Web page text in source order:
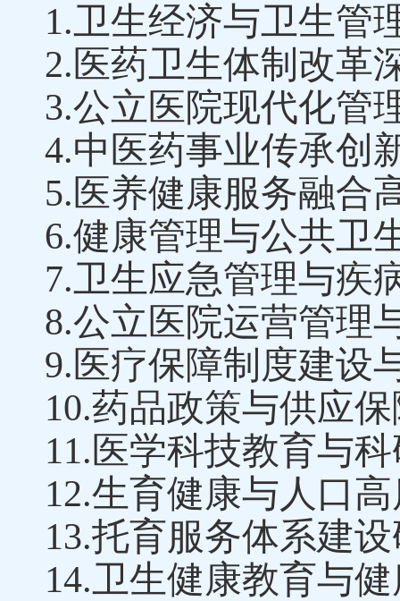
1.卫生经济与卫生管
2.医药卫生体制改革
3.公立医院现代化管
4.中医药事业传承创
5.医养健康服务融合
6.健康管理与公共卫
7.卫生应急管理与疾
8.公立医院运营管理
9.医疗保障制度建设
10.药品政策与供应
11.医学科技教育与
12.生育健康与人口
13.托育服务体系建
14.卫生健康教育与